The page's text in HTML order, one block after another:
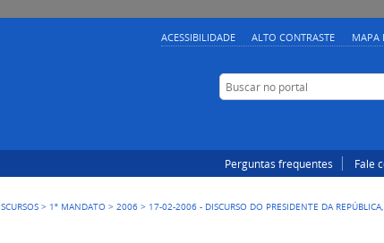
ACESSIBILIDADE ALTO CONTRASTE MAPA
Buscar no portal
Perguntas frequentes Fale
> 1º MANDATO >2006 > 17-02-2006 - DISCURSO DO PRESIDENTE DA